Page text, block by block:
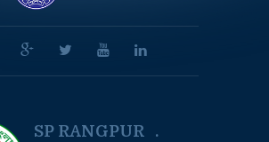
SP RANGPUR .